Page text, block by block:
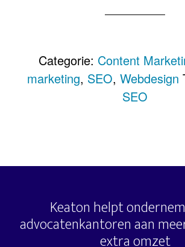
Categorie: Content
marketing, SEO, Webdesign
SEO
Keaton helpt
advocatenkantoren aan
extra omzet